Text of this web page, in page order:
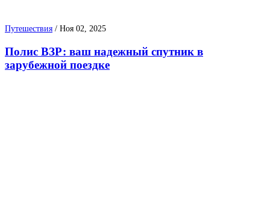
Путешествия / Ноя 02, 2025
Полис ВЗР: ваш надежный спутник в
зарубежной поездке